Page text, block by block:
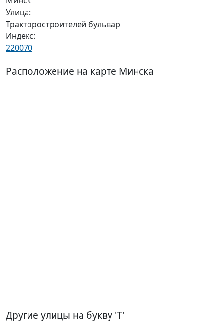
Улица:
Тракторостроителей бульвар
Индекс:
220070
Расположение на карте Минска
Другие улицы на букву 'Т'